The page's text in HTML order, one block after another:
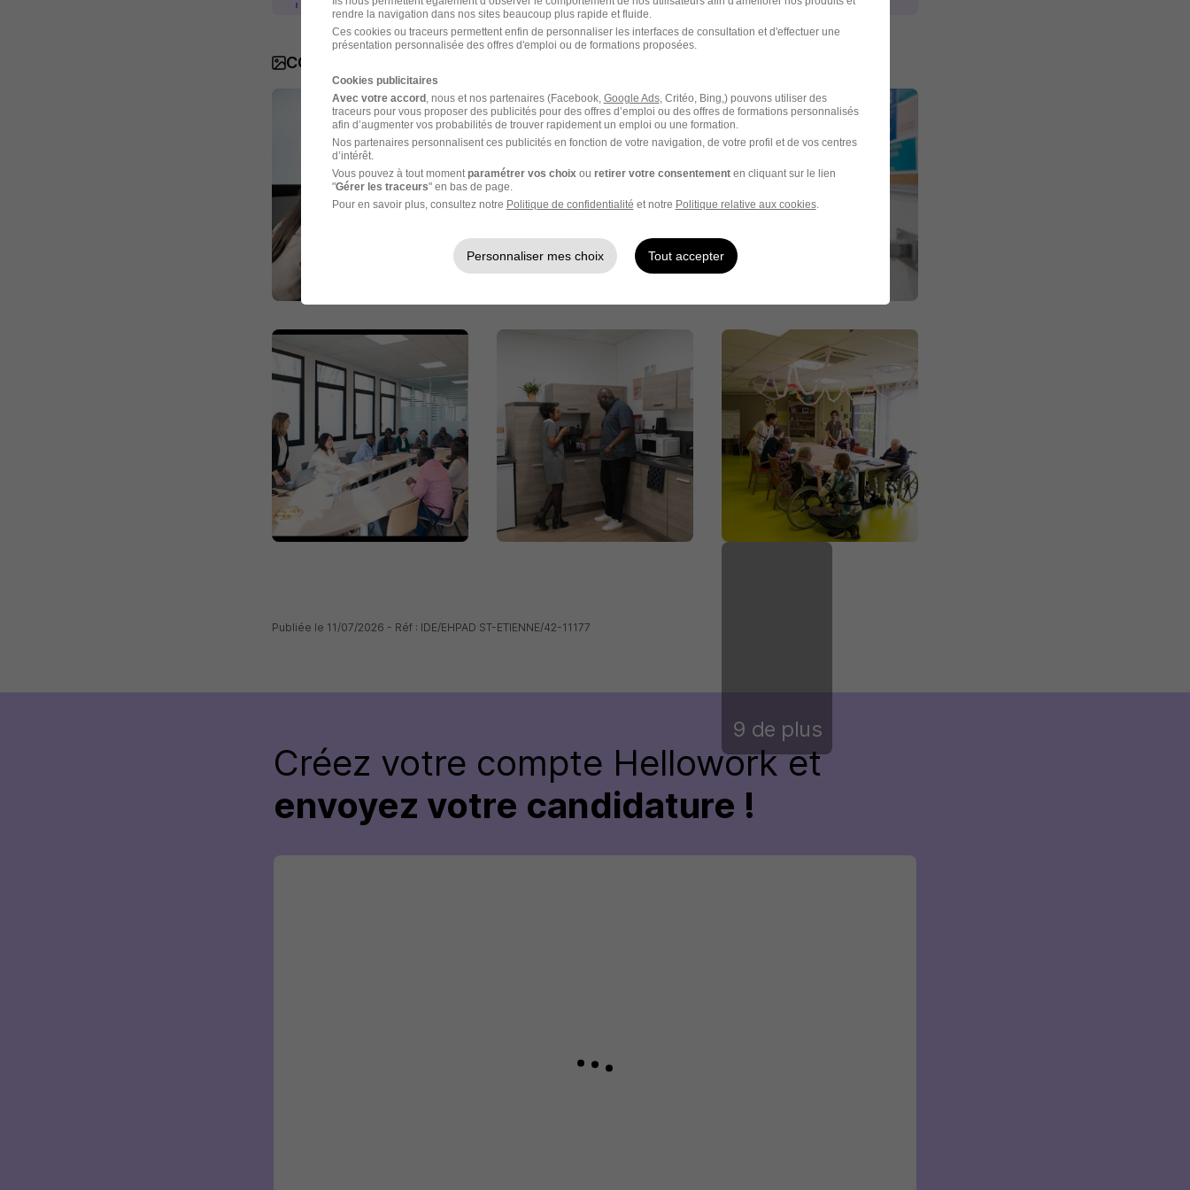
COALLIA en images
9 de plus
Publiée le 11/07/2026 - Réf : IDE/EHPAD ST-ETIENNE/42-11177
Créez votre compte Hellowork et
envoyez votre candidature !
rendre la navigation dans nos sites beaucoup plus rapide et fluide.
Ces cookies ou traceurs permettent enfin de personnaliser les interfaces de consultation et d'effectuer une
présentation personnalisée des offres d'emploi ou de formations proposées.
Cookies publicitaires
Avec votre accord, nous et nos partenaires (Facebook, Google Ads, Critéo, Bing,) pouvons utiliser des
traceurs pour vous proposer des publicités pour des offres d’emploi ou des offres de formations personnalisés
afin d’augmenter vos probabilités de trouver rapidement un emploi ou une formation.
Nos partenaires personnalisent ces publicités en fonction de votre navigation, de votre profil et de vos centres
d’intérêt.
Vous pouvez à tout moment paramétrer vos choix ou retirer votre consentementen cliquant sur le lien
"Gérer les traceurs" en bas de page.
Pour en savoir plus, consultez notre Politique de confidentialité et notre Politique relative aux cookies.
Personnaliser mes choix Tout accepter